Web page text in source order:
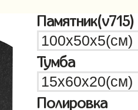
Памятник(v715)
Тумба
Полировка